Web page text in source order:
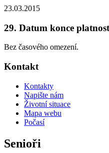
23.03.2015
29. Datum konce
Bez časového omezení.
Kontakt
Kontakty
Napište nám
Životní situace
Mapa webu
Počasí
Senioři